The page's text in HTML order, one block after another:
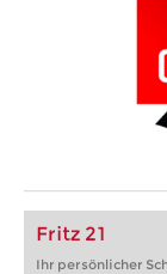
Fritz 21
Ihr persönlicher